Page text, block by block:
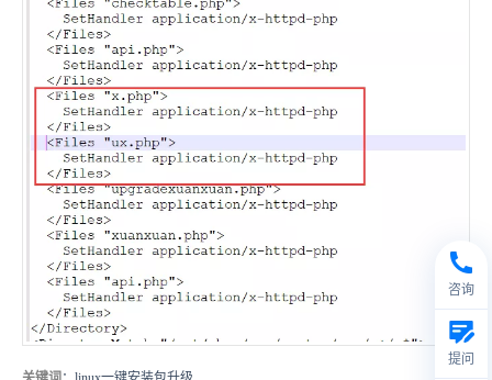
咨询
提问